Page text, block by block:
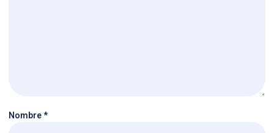
Nombre*